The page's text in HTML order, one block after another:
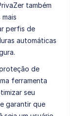
também
perfis de
automáticas
de
ferramenta
seu
garantir que